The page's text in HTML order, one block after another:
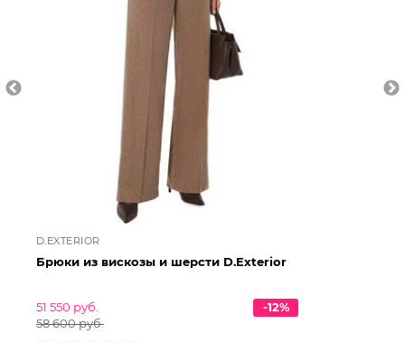
D.EXTERIOR
Брюки из вискозы и шерсти D.Exterior
51 550 руб.
58 600 руб.
-12%